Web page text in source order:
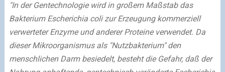
"In der Gentechnologie wird in großem Maßstab das
Bakterium Escherichia coli zur Erzeugung kommerziell
verwerteter Enzyme und anderer Proteine verwendet. Da
dieser Mikroorganismus als "Nutzbakterium" den
menschlichen Darm besiedelt, besteht die Gefahr, daß der